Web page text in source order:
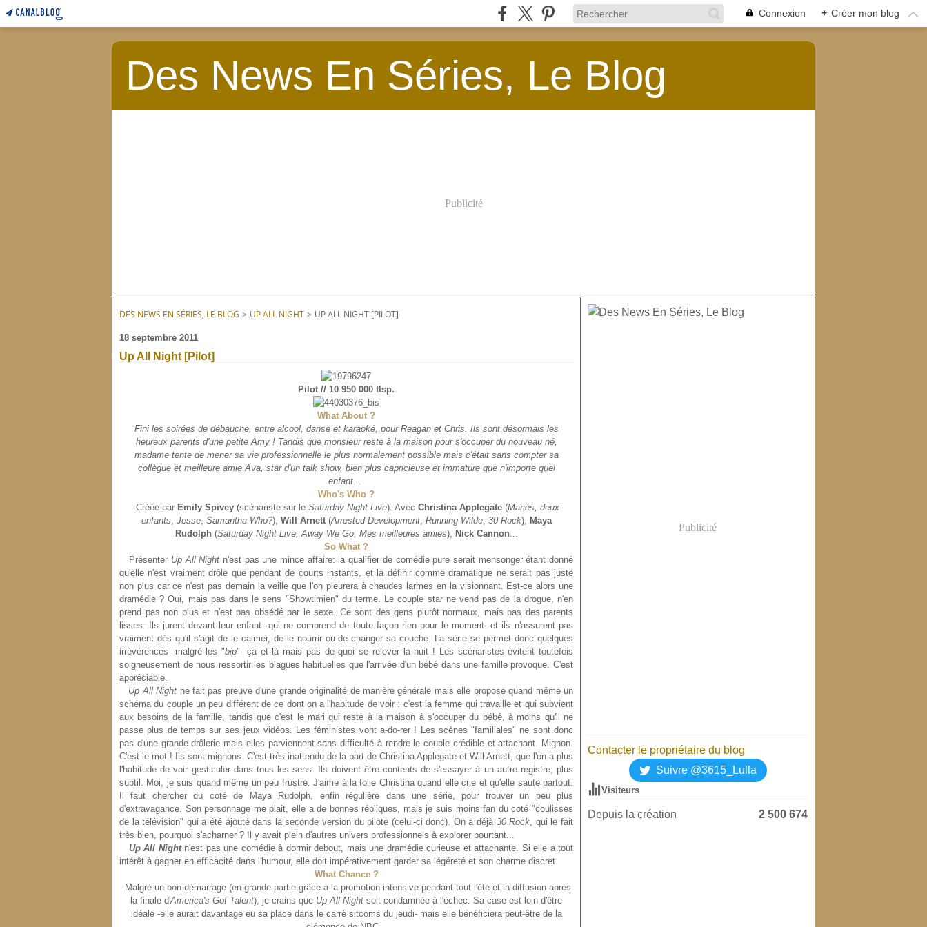
Connexion + Créer mon blog
Des News En Séries, Le Blog
Publicité
DES NEWS EN SÉRIES, LE BLOG > UP ALL NIGHT > UP ALL NIGHT [PILOT]
18 septembre 2011
Up All Night [Pilot]
Pilot // 10 950 000 tlsp.
What About ?
Fini les soirées de débauche, entre alcool, danse et karaoké, pour Reagan et Chris. Ils sont désormais les
heureux parents d'une petite Amy ! Tandis que monsieur reste à la maison pour s'occuper du nouveau né,
madame tente de mener sa vie professionnelle le plus normalement possible mais c'était sans compter sa
collègue et meilleure amie Ava, star d'un talk show, bien plus capricieuse et immature que n'importe quel
enfant...
Who's Who ?
Créée par Emily Spivey (scénariste sur le Saturday Night Live). Avec Christina Applegate (Mariés, deux
enfants, Jesse, Samantha Who?), Will Arnett(Arrested Development, Running Wilde, 30 Rock), Maya
Rudolph (Saturday Night Live, Away We Go, Mes meilleures amies), Nick Cannon...
So What ?
Présenter Up All Night n'est pas une mince affaire: la qualifier de comédie pure serait mensonger étant donné
qu'elle n'est vraiment drôle que pendant de courts instants, et la définir comme dramatique ne serait pas juste
non plus car ce n'est pas demain la veille que l'on pleurera à chaudes larmes en la visionnant. Est-ce alors une
dramédie ? Oui, mais pas dans le sens "Showtimien" du terme. Le couple star ne vend pas de la drogue, n'en
prend pas non plus et n'est pas obsédé par le sexe. Ce sont des gens plutôt normaux, mais pas des parents
lisses. Ils jurent devant leur enfant -qui ne comprend de toute façon rien pour le moment- et ils n'assurent pas
vraiment dès qu'il s'agit de le calmer, de le nourrir ou de changer sa couche. La série se permet donc quelques
irrévérences -malgré les "bip"- ça et là mais pas de quoi se relever la nuit ! Les scénaristes évitent toutefois
soigneusement de nous ressortir les blagues habituelles que l'arrivée d'un bébé dans une famille provoque. C'est
appréciable.
Up All Night ne fait pas preuve d'une grande originalité de manière générale mais elle propose quand même un
schéma du couple un peu différent de ce dont on a l'habitude de voir : c'est la femme qui travaille et qui subvient
aux besoins de la famille, tandis que c'est le mari qui reste à la maison à s'occuper du bébé, à moins qu'il ne
passe plus de temps sur ses jeux vidéos. Les féministes vont a-do-rer ! Les scènes "familiales" ne sont donc
pas d'une grande drôlerie mais elles parviennent sans difficulté à rendre le couple crédible et attachant. Mignon.
C'est le mot ! Ils sont mignons. C'est très inattendu de la part de Christina Applegate et Will Arnett, que l'on a plus
l'habitude de voir gesticuler dans tous les sens. Ils doivent être contents de s'essayer à un autre registre, plus
subtil. Moi, je suis quand même un peu frustré. J'aime à la folie Christina quand elle crie et qu'elle saute partout.
Il faut chercher du coté de Maya Rudolph, enfin régulière dans une série, pour trouver un peu plus
d'extravagance. Son personnage me plait, elle a de bonnes répliques, mais je suis moins fan du coté "coulisses
de la télévision" qui a été ajouté dans la seconde version du pilote (celui-ci donc). On a déjà 30 Rock, qui le fait
très bien, pourquoi s'acharner ? Il y avait plein d'autres univers professionnels à explorer pourtant...
Up All Night n'est pas une comédie à dormir debout, mais une dramédie curieuse et attachante. Si elle a tout
intérêt à gagner en efficacité dans l'humour, elle doit impérativement garder sa légéreté et son charme discret.
What Chance ?
Malgré un bon démarrage (en grande partie grâce à la promotion intensive pendant tout l'été et la diffusion après
la finale d'America's Got Talent), je crains que Up All Night soit condamnée à l'échec. Sa case est loin d'être
idéale -elle aurait davantage eu sa place dans le carré sitcoms du jeudi- mais elle bénéficiera peut-être de la
Publicité
Contacter le propriétaire du blog
Suivre @3615_Lulla
Visiteurs
Depuis la création 2 500 674